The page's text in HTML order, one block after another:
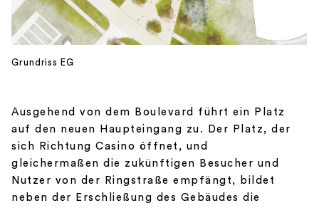
Grundriss EG
Ausgehend von dem Boulevard führt ein Platz
auf den neuen Haupteingang zu. Der Platz, der
sich Richtung Casino öffnet, und
gleichermaßen die zukünftigen Besucher und
Nutzer von der Ringstraße empfängt, bildet
neben der Erschließung des Gebäudes die